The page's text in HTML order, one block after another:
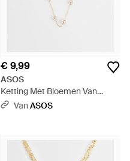
€ 9,99
ASOS
Ketting Met Bloemen Van
Imitatieparels - Wit
VanASOS